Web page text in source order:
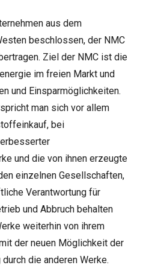
aus dem
beschlossen, der NMC
Ziel der NMC ist die
im freien Markt und
und Einsparmöglichkeiten.
man sich vor allem
bei
und die von ihnen erzeugte
einzelnen Gesellschaften,
Verantwortung für
und Abbruch behalten
weiterhin von ihrem
der neuen Möglichkeit der
die anderen Werke.